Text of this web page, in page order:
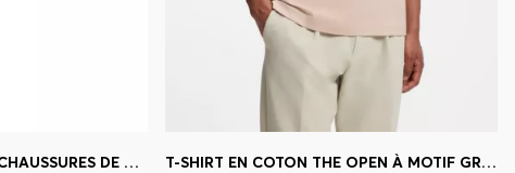
BASKETS INSPIRÉES DES CHAUSSURES DE COURSE AVEC FINITIONS EN CUIR T-SHIRT EN COTON THE OPEN À MOTIF GRAPHIQUE D’INSPIRATION GOLF